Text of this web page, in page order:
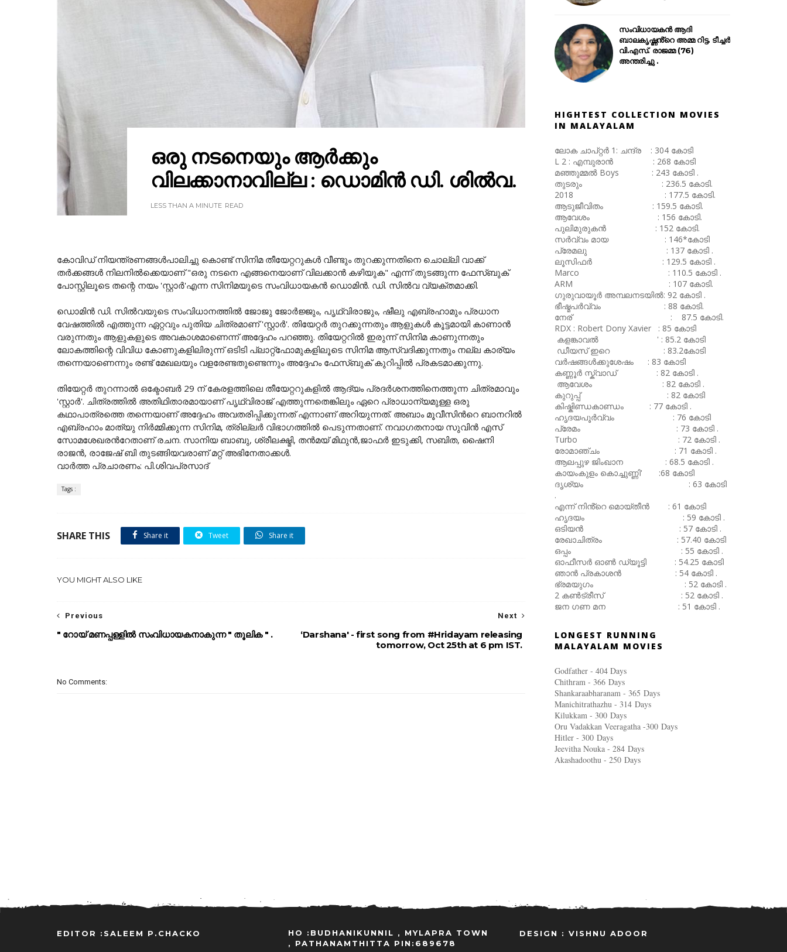
ഒരു നടനെയും ആർക്കും
വിലക്കാനാവില്ല : ഡൊമിൻ ഡി. ശിൽവ.
LESS THAN A MINUTE READ
കോവിഡ് നിയന്ത്രണങ്ങൾപാലിച്ചു കൊണ്ട് സിനിമ തീയേറ്ററുകൾ വീണ്ടും തുറക്കുന്നതിനെ ചൊല്ലി വാക്ക്
തർക്കങ്ങൾ നിലനിൽക്കെയാണ് "ഒരു നടനെ എങ്ങനെയാണ് വിലക്കാൻ കഴിയുക" എന്ന് തുടങ്ങുന്ന ഫേസ്ബുക്
പോസ്റ്റിലൂടെ തന്റെ നയം 'സ്റ്റാർ'എന്ന സിനിമയുടെ സംവിധായകൻ ഡൊമിൻ. ഡി. സിൽവ വ്യക്തമാക്കി.
ഡൊമിന്‍ ഡി. സില്‍വയുടെ സംവിധാനത്തിൽ ജോജു ജോര്‍ജ്ജും, പൃഥ്വിരാജും, ഷീലു എബ്രഹാമും പ്രധാന
വേഷത്തിൽ എത്തുന്ന ഏറ്റവും പുതിയ ചിത്രമാണ് 'സ്റ്റാര്‍'. തിയേറ്റർ തുറക്കുന്നതും ആളുകൾ കൂട്ടമായി കാണാൻ
വരുന്നതും ആളുകളുടെ അവകാശമാണെന്ന് അദ്ദേഹം പറഞ്ഞു. തിയേറ്ററിൽ ഇരുന്ന് സിനിമ കാണുന്നതും
ലോകത്തിന്റെ വിവിധ കോണുകളിലിരുന്ന് ഒടിടി പ്ലാറ്റ്ഫോമുകളിലൂടെ സിനിമ ആസ്വദിക്കുന്നതും നല്ല കാര്യം
തന്നെയാണെന്നും രണ്ട് മേഖലയും വളരേണ്ടതുണ്ടെന്നും അദ്ദേഹം ഫേസ്ബുക് കുറിപ്പിൽ പ്രകടമാക്കുന്നു.
തിയേറ്റർ തുറന്നാൽ ഒക്ടോബർ 29 ന് കേരളത്തിലെ തീയേറ്ററുകളിൽ ആദ്യം പ്രദർശനത്തിനെത്തുന്ന ചിത്രമാവും
'സ്റ്റാർ'. ചിത്രത്തിൽ അതിഥിതാരമായാണ് പൃഥ്വിരാജ് എത്തുന്നതെങ്കിലും ഏറെ പ്രാധാന്യമുള്ള ഒരു
കഥാപാത്രത്തെ തന്നെയാണ് അദ്ദേഹം അവതരിപ്പിക്കുന്നത് എന്നാണ് അറിയുന്നത്. അബാം മൂവീസിന്‍റെ ബാനറില്‍
എബ്രഹാം മാത്യു നിര്‍മ്മിക്കുന്ന സിനിമ, ത്രില്ലര്‍ വിഭാഗത്തില്‍ പെടുന്നതാണ്. നവാഗതനായ സുവിന്‍ എസ്
സോമശേഖരന്‍റേതാണ് രചന. സാനിയ ബാബു, ശ്രീലക്ഷ്മി, തൻമയ് മിഥുൻ,ജാഫര്‍ ഇടുക്കി, സബിത, ഷൈനി
രാജൻ, രാജേഷ് ബി തുടങ്ങിയവരാണ് മറ്റ് അഭിനേതാക്കള്‍.
വാർത്ത പ്രചാരണം: പി.ശിവപ്രസാദ്
Tags :
SHARE THIS Share it Tweet Share it
YOU MIGHT ALSO LIKE
Next
‘Darshana' - first song from #Hridayam releasing
tomorrow, Oct 25th at 6 pm IST.
Previous
" റോയ് മണപ്പള്ളിൽ സംവിധായകനാകുന്ന " തൂലിക " .
No Comments:
സംവിധായകൻ ആദി
ബാലകൃഷ്ണൻ്റെ അമ്മ റിട്ട. ടീച്ചർ
വി.എസ്. രാജമ്മ (76)
അന്തരിച്ചു .
HIGHTEST COLLECTION MOVIES
IN MALAYALAM
ലോക ചാപ്റ്റർ 1: ചന്ദ്ര : 304 കോടി
L 2 : എമ്പുരാൻ : 268 കോടി
മഞ്ഞുമ്മൽ Boys : 243 കോടി .
തുടരും : 236.5 കോടി.
2018 : 177.5 കോടി.
ആടുജീവിതം : 159.5 കോടി.
ആവേശം : 156 കോടി.
പുലിമുരുകൻ : 152 കോടി.
സർവ്വം മായ : 146*കോടി
പ്രേമലു : 137 കോടി .
ലൂസിഫർ : 129.5 കോടി .
Marco : 110.5 കോടി .
ARM : 107 കോടി.
ഗുരുവായൂർ അമ്പലനടയിൽ: 92 കോടി .
ഭീഷ്മപർവ്വം : 88 കോടി.
നേര് : 87.5 കോടി.
RDX : Robert Dony Xavier : 85 കോടി
കളങ്കാവൽ ' : 85.2 കോടി
ഡീയസ് ഇറെ : 83.2കോടി
വർഷങ്ങൾക്കുശേഷം : 83 കോടി
കണ്ണൂർ സ്ക്വാഡ് : 82 കോടി .
ആവേശം : 82 കോടി .
കുറുപ്പ് : 82 കോടി
കിഷ്കിണ്ഡകാണ്ഡം : 77 കോടി .
ഹൃദയപൂർവ്വം : 76 കോടി
പ്രേമം : 73 കോടി .
Turbo : 72 കോടി .
രോമാഞ്ചം : 71 കോടി .
ആലപ്പുഴ ജിംഖാന : 68.5 കോടി .
കായംകുളം കൊച്ചുണ്ണി' :68 കോടി
ദൃശ്യം : 63 കോടി
.
എന്ന് നിൻ്റെ മൊയ്തീൻ : 61 കോടി
ഹൃദയം : 59 കോടി .
ഒടിയൻ : 57 കോടി .
രേഖാചിത്രം : 57.40 കോടി
ഒപ്പം : 55 കോടി .
ഓഫീസർ ഓൺ ഡ്യൂട്ടി : 54.25 കോടി
ഞാൻ പ്രകാശൻ : 54 കോടി .
ഭ്രമയുഗം : 52 കോടി .
2 കൺട്രീസ് : 52 കോടി .
ജന ഗണ മന : 51 കോടി .
LONGEST RUNNING
MALAYALAM MOVIES
Godfather - 404 Days
Chithram - 366 Days
Shankaraabharanam - 365 Days
Manichitrathazhu - 314 Days
Kilukkam - 300 Days
Oru Vadakkan Veeragatha -300 Days
Hitler - 300 Days
Jeevitha Nouka - 284 Days
Akashadoothu - 250 Days
EDITOR :SALEEM P.CHACKO
HO :BUDHANIKUNNIL , MYLAPRA TOWN
, PATHANAMTHITTA PIN:689678
DESIGN : VISHNU ADOOR